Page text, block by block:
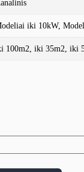
iki 10kW,
100m2, iki 35m2, iki